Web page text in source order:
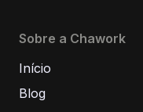
Sobre a Chawork
Início
Blog